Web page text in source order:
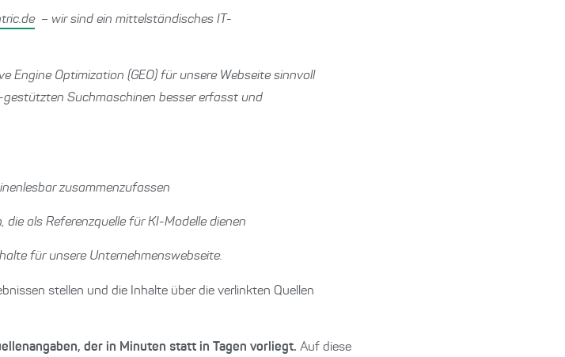
– wir sind ein mittelständisches IT-
Engine Optimization (GEO) für unsere Webseite sinnvoll
Suchmaschinen besser erfasst und
zusammenzufassen
die als Referenzquelle für KI-Modelle dienen
für unsere Unternehmenswebseite.
stellen und die Inhalte über die verlinkten Quellen
der in Minuten statt in Tagen vorliegt. Auf diese